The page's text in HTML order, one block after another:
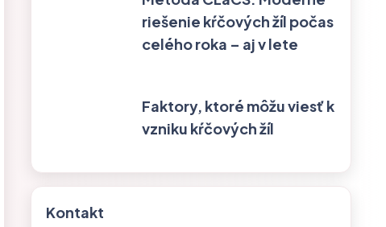
riešenie kŕčových žíl počas
celého roka – aj v lete
Faktory, ktoré môžu viesť k
vzniku kŕčových žíl
Kontakt